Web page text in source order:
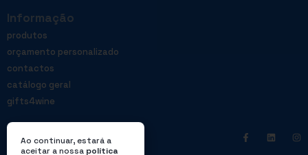
Informação
produtos
orçamento personalizado
contactos
catálogo geral
gifts4wine
Ao continuar, estará a
aceitar a nossa política